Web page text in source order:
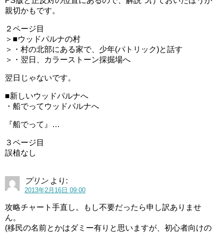
親切かもです。
２ページ目
＞■ウッドパルナの村
＞・村の北部にある家で、少年(パトリック)と話す
＞・翌日、カラーストーン採掘場へ
翌日じゃないです。
■新しいウッドパルナへ
・船でってウッドパルナへ
『船でって』…
３ページ目
誤植なし
プリン より:
2013年2月16日 09:00
攻略チャート手直し。もし不要だったら申し訳ありませ
ん。
(移民の名前とかはダミー有りと思いますが、初心者向けの